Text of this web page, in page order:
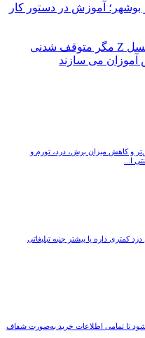
آموزش در دستور کار
سیلیکن ولیِ تهران؛ این ایران نسل Z مگر متوقف شدنی
آموزان می سازند
و کاهش میزان برش، درد، تورم و
ا...
کمتری داره یا بیشتر جنبه تبلیغاتی
تا تمامی اطلاعات خرید به‌صورت شفاف